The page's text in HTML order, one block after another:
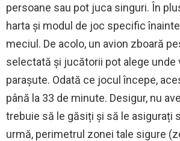
persoane sau pot juca singuri. În
harta și modul de joc specific
meciul. De acolo, un avion zboară
selectată și jucătorii pot alege unde
parașute. Odată ce jocul începe,
până la 33 de minute. Desigur, nu
trebuie să le găsiți și să le asigurați
urmă, perimetrul zonei tale sigure